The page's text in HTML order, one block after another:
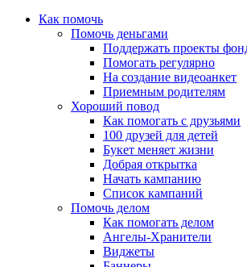
Как помочь
Помочь деньгами
Поддержать проекты
Помогать регулярно
На создание видеоанкет
Приемным родителям
Хороший повод
Как помогать с друзьями
100 друзей для детей
Букет меняет жизни
Добрая открытка
Начать кампанию
Список кампаний
Помочь делом
Как помогать делом
Ангелы-Хранители
Виджеты